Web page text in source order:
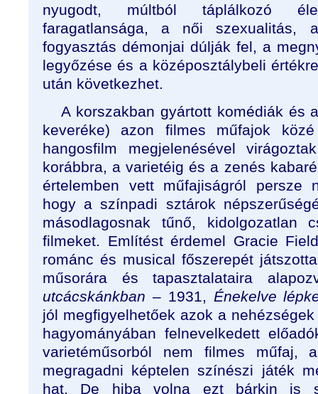
nyugodt, múltból táplálkozó
faragatlansága, a női
fogyasztás démonjai dúlják fel, a
legyőzése és a középosztálybeli
után következhet.
A korszakban gyártott komédiák és
keveréke) azon filmes műfajok
hangosfilm megjelenésével
korábbra, a varietéig és a zenés
értelemben vett műfajiságról persze
hogy a színpadi sztárok
másodlagosnak tűnő, kidolgozatlan
filmeket. Említést érdemel Gracie
románc és musical főszerepét
műsorára és tapasztalataira
utcácskánkban – 1931, Énekelve
jól megfigyelhetőek azok a
hagyományában felnevelkedett
varietéműsorból nem filmes műfaj,
megragadni képtelen színészi játék
hat. De hiba volna ezt bárkin is